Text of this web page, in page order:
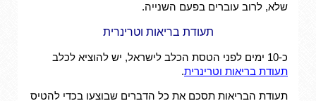
שלא, לרוב עוברים בפעם השנייה.
תעודת בריאות וטרינרית
כ-10 ימים לפני הטסת הכלב לישראל, יש להוציא לכלב
תעודת בריאות וטרינרית.
תעודת הבריאות תסכם את כל הדברים שבוצעו בכדי להטיס